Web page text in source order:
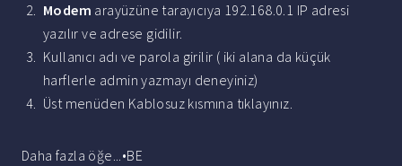
Modem arayüzüne tarayıcıya 192.168.0.1 IP adresi
yazılır ve adrese gidilir.
Kullanıcı adı ve parola girilir ( iki alana da küçük
harflerle admin yazmayı deneyiniz)
Üst menüden Kablosuz kısmına tıklayınız.
Daha fazla öğe...•BE